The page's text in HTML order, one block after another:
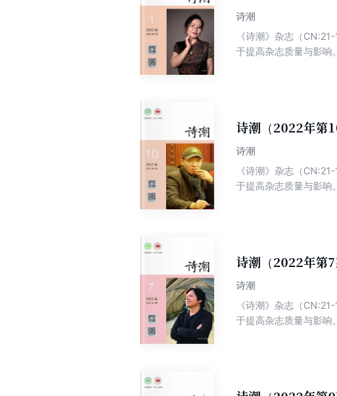
诗潮
《诗潮》杂志（
于提高杂志质量与影响
诗潮（2022年第
诗潮
《诗潮》杂志（
于提高杂志质量与影响
诗潮（2022年第7
诗潮
《诗潮》杂志（
于提高杂志质量与影响